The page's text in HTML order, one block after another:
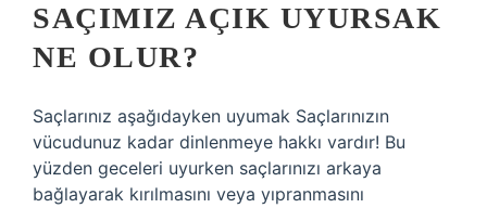
SAÇIMIZ AÇIK UYURSAK
NE OLUR?
Saçlarınız aşağıdayken uyumak Saçlarınızın
vücudunuz kadar dinlenmeye hakkı vardır! Bu
yüzden geceleri uyurken saçlarınızı arkaya
bağlayarak kırılmasını veya yıpranmasını